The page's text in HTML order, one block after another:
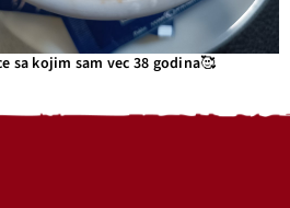
sa kojim sam vec 38 godina🥰